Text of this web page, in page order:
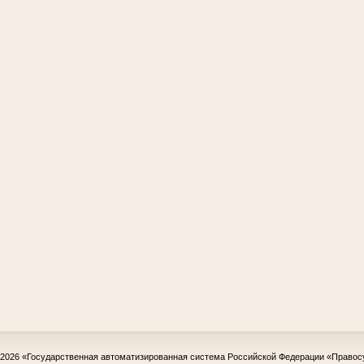
«Государственная автоматизированная система Российской Федерации